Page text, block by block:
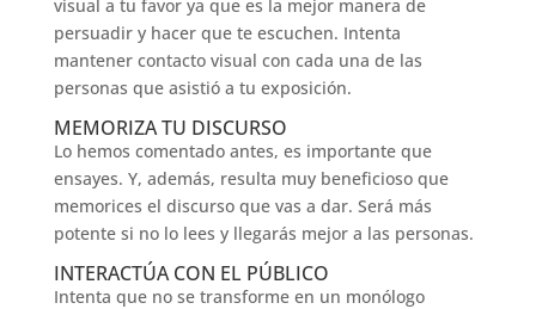
visual a tu favor ya que es la mejor manera de
persuadir y hacer que te escuchen. Intenta
mantener contacto visual con cada una de las
personas que asistió a tu exposición.
MEMORIZA TU DISCURSO
Lo hemos comentado antes, es importante que
ensayes. Y, además, resulta muy beneficioso que
memorices el discurso que vas a dar. Será más
potente si no lo lees y llegarás mejor a las personas.
INTERACTÚA CON EL PÚBLICO
Intenta que no se transforme en un monólogo